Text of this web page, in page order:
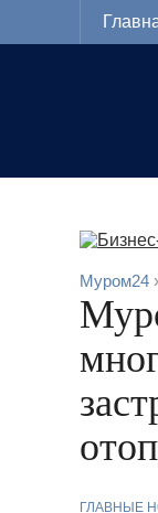
Муром24
ГЛАВНЫЕ